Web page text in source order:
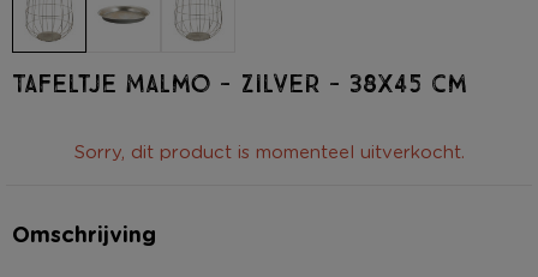
Tafeltje Malmo - zilver - 38x45 cm
Sorry, dit product is momenteel uitverkocht.
Omschrijving